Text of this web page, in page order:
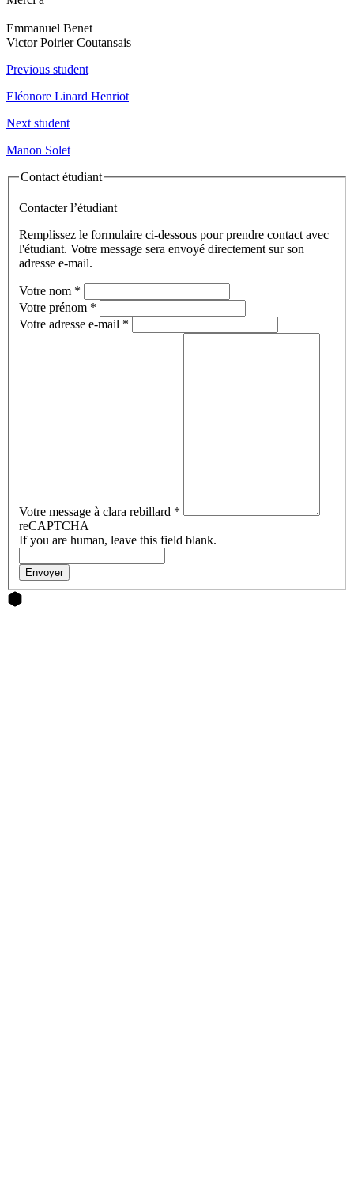
Emmanuel Benet
Victor Poirier Coutansais
Previous student
Eléonore Linard Henriot
Next student
Manon Solet
Contact étudiant
Contacter l’étudiant
Remplissez le formulaire ci-dessous pour prendre contact avec
l'étudiant. Votre message sera envoyé directement sur son
adresse e-mail.
Votre nom *
Votre prénom *
Votre adresse e-mail *
Votre message à clara rebillard *
reCAPTCHA
If you are human, leave this field blank.
Envoyer